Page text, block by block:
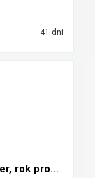
41 dni
Syndyk sprzeda samochód mini cooper, rok prod. 200...